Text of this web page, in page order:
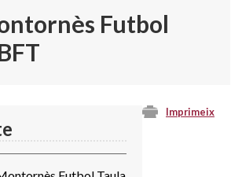
Futbol
Imprimeix